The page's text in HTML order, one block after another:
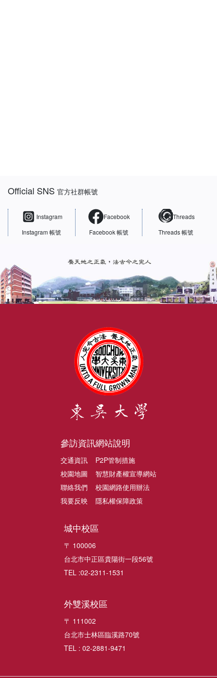
Official SNS官方社群帳號
Instagram
Instagram 帳號
Facebook
Facebook 帳號
Threads
Threads 帳號
參訪資訊
交通資訊
校園地圖
聯絡我們
我要反映
網站說明
P2P管制措施
智慧財產權宣導網站
校園網路使用辦法
隱私權保障政策
城中校區
〒 100006
台北市中正區貴陽街一段56號
TEL :02-2311-1531
外雙溪校區
〒 111002
台北市士林區臨溪路70號
TEL : 02-2881-9471